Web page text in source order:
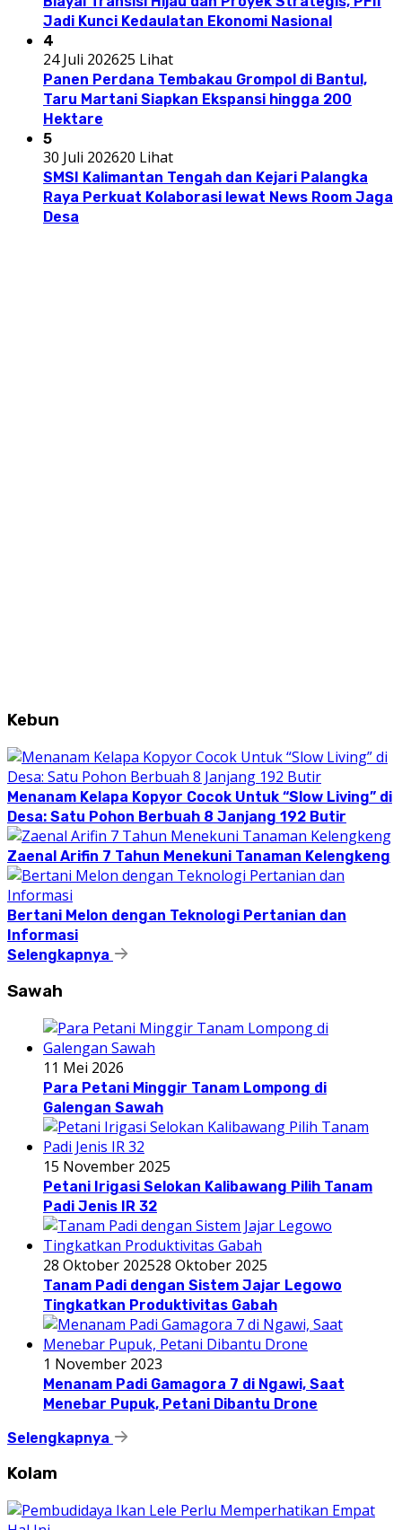
Jadi Kunci Kedaulatan Ekonomi Nasional
4
24 Juli 202625 Lihat
Panen Perdana Tembakau Grompol di Bantul,
Taru Martani Siapkan Ekspansi hingga 200
Hektare
5
30 Juli 202620 Lihat
SMSI Kalimantan Tengah dan Kejari Palangka
Raya Perkuat Kolaborasi lewat News Room Jaga
Desa
Kebun
Menanam Kelapa Kopyor Cocok Untuk “Slow Living” di
Desa: Satu Pohon Berbuah 8 Janjang 192 Butir
Zaenal Arifin 7 Tahun Menekuni Tanaman Kelengkeng
Bertani Melon dengan Teknologi Pertanian dan
Informasi
Selengkapnya
Sawah
11 Mei 2026
Para Petani Minggir Tanam Lompong di
Galengan Sawah
15 November 2025
Petani Irigasi Selokan Kalibawang Pilih Tanam
Padi Jenis IR 32
28 Oktober 202528 Oktober 2025
Tanam Padi dengan Sistem Jajar Legowo
Tingkatkan Produktivitas Gabah
1 November 2023
Menanam Padi Gamagora 7 di Ngawi, Saat
Menebar Pupuk, Petani Dibantu Drone
Selengkapnya
Kolam